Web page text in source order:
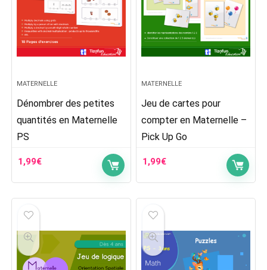
MATERNELLE
Dénombrer des petites
quantités en Maternelle
PS
1,99€
MATERNELLE
Jeu de cartes pour
compter en Maternelle –
Pick Up Go
1,99€